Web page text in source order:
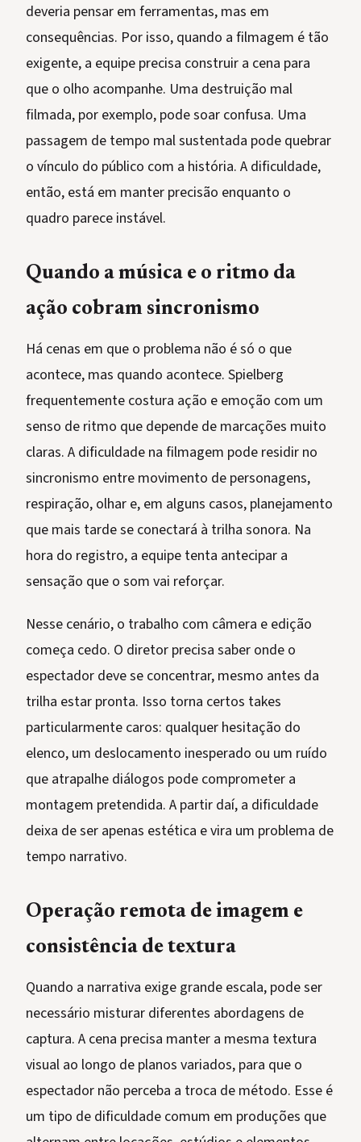
deveria pensar em ferramentas, mas em
consequências. Por isso, quando a filmagem é tão
exigente, a equipe precisa construir a cena para
que o olho acompanhe. Uma destruição mal
filmada, por exemplo, pode soar confusa. Uma
passagem de tempo mal sustentada pode quebrar
o vínculo do público com a história. A dificuldade,
então, está em manter precisão enquanto o
quadro parece instável.
Quando a música e o ritmo da
ação cobram sincronismo
Há cenas em que o problema não é só o que
acontece, mas quando acontece. Spielberg
frequentemente costura ação e emoção com um
senso de ritmo que depende de marcações muito
claras. A dificuldade na filmagem pode residir no
sincronismo entre movimento de personagens,
respiração, olhar e, em alguns casos, planejamento
que mais tarde se conectará à trilha sonora. Na
hora do registro, a equipe tenta antecipar a
sensação que o som vai reforçar.
Nesse cenário, o trabalho com câmera e edição
começa cedo. O diretor precisa saber onde o
espectador deve se concentrar, mesmo antes da
trilha estar pronta. Isso torna certos takes
particularmente caros: qualquer hesitação do
elenco, um deslocamento inesperado ou um ruído
que atrapalhe diálogos pode comprometer a
montagem pretendida. A partir daí, a dificuldade
deixa de ser apenas estética e vira um problema de
tempo narrativo.
Operação remota de imagem e
consistência de textura
Quando a narrativa exige grande escala, pode ser
necessário misturar diferentes abordagens de
captura. A cena precisa manter a mesma textura
visual ao longo de planos variados, para que o
espectador não perceba a troca de método. Esse é
um tipo de dificuldade comum em produções que